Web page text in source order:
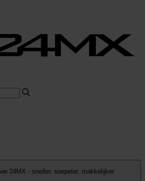
24MX - sneller, soepeler, makkelijker